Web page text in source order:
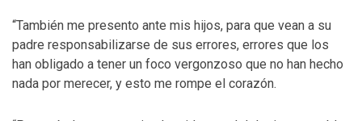
“También me presento ante mis hijos, para que vean a su
padre responsabilizarse de sus errores, errores que los
han obligado a tener un foco vergonzoso que no han hecho
nada por merecer, y esto me rompe el corazón.